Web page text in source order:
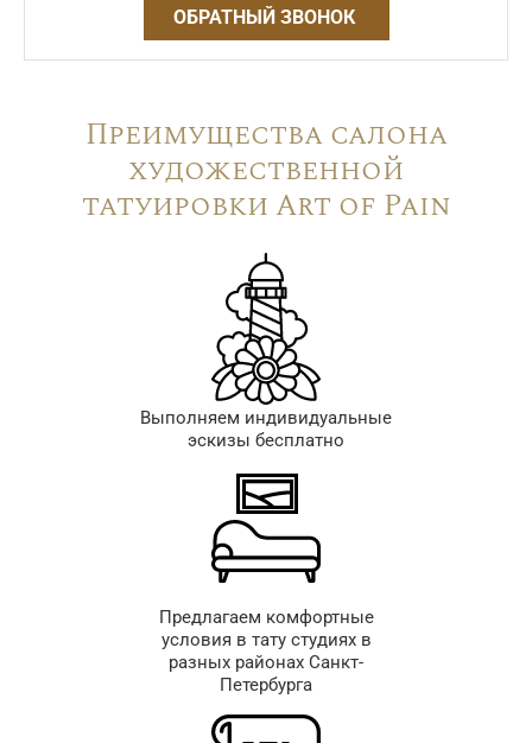
ОБРАТНЫЙ ЗВОНОК
Преимущества салона
художественной
татуировки Art of Pain
Выполняем индивидуальные
эскизы бесплатно
Предлагаем комфортные
условия в тату студиях в
разных районах Санкт-
Петербурга